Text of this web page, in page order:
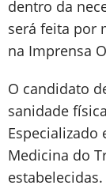
dentro da
será feita por
na Imprensa
O candidato
sanidade
Especializado
Medicina do